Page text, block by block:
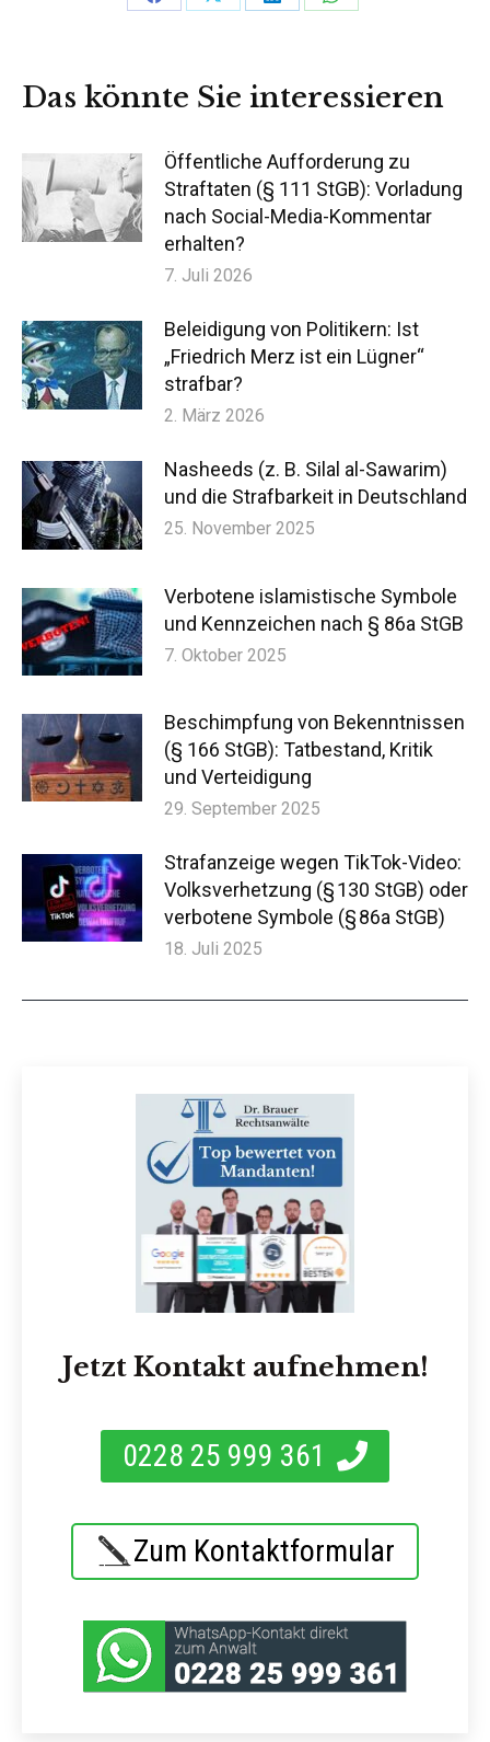
Teilen
Teilen
Teilen
Teilen
Das könnte Sie interessieren
Öffentliche Aufforderung zu
Straftaten (§ 111 StGB): Vorladung
nach Social-Media-Kommentar
erhalten?
7. Juli 2026
Beleidigung von Politikern: Ist
„Friedrich Merz ist ein Lügner“
strafbar?
2. März 2026
Nasheeds (z. B. Silal al-Sawarim)
und die Strafbarkeit in Deutschland
25. November 2025
Verbotene islamistische Symbole
und Kennzeichen nach § 86a StGB
7. Oktober 2025
Beschimpfung von Bekenntnissen
(§ 166 StGB): Tatbestand, Kritik
und Verteidigung
29. September 2025
Strafanzeige wegen TikTok-Video:
Volksverhetzung (§ 130 StGB) oder
verbotene Symbole (§ 86a StGB)
18. Juli 2025
Jetzt Kontakt aufnehmen!
0228 25 999 361
Zum Kontaktformular